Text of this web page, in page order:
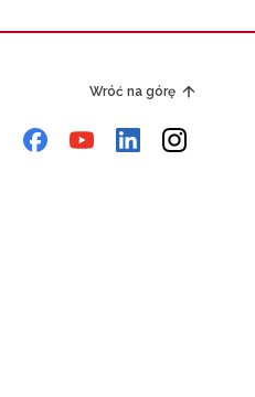
Wróć na górę